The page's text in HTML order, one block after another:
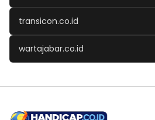
transicon.co.id
wartajabar.co.id